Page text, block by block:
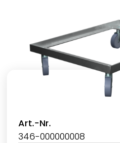
Art.-Nr.
346-000000008